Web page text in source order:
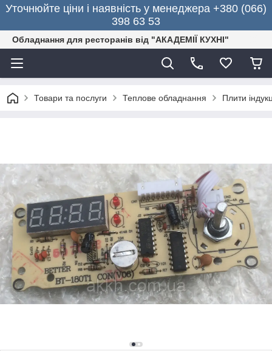
Уточнюйте ціни і наявність у менеджера +380 (066)
398 63 53
Обладнання для ресторанів від "АКАДЕМІЇ КУХНІ"
Товари та послуги Теплове обладнання Плити